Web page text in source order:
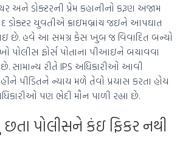
અને ડોક્ટરની પ્રેમ કહાનીનો કરૂણ અંજામ
ડોક્ટર યુવતીએ ક્રાઇમબ્રાંચ જઇને આપઘાત
છે. હવે આ સમગ્ર કેસ ખુબ જ વિવાદિત બન્યો
પોલીસ ફોર્સ પોતાના પીઆઇને બચાવવા
છે. સામાન્ય રીતે IPS અધિકારીઓ આવી
પીડિતને ન્યાય મળે તેવો પ્રયાસ કરતા હોય
પણ ભેદી મૌન પાળી રહ્યા છે.
પોલીસને કંઇ ફિકર નથી